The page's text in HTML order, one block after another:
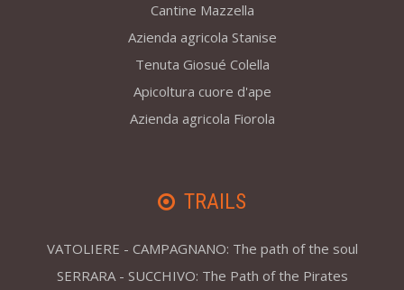
Cantine Mazzella
Azienda agricola Stanise
Tenuta Giosué Colella
Apicoltura cuore d'ape
Azienda agricola Fiorola
TRAILS
VATOLIERE - CAMPAGNANO: The path of the soul
SERRARA - SUCCHIVO: The Path of the Pirates